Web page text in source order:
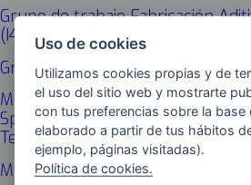
Grupo de trabajo Fabricación
(I4.0)
Grado en Ingeniería en
MIMASPEC: Microstructural,
Spectroscopic Characterization
Tech and Biomedical applications
Máster en Contaminación y
Uso de cookies
Utilizamos cookies propias y de
el uso del sitio web y mostrarte
con tus preferencias sobre la base
elaborado a partir de tus hábitos
ejemplo, páginas visitadas).
Política de cookies.